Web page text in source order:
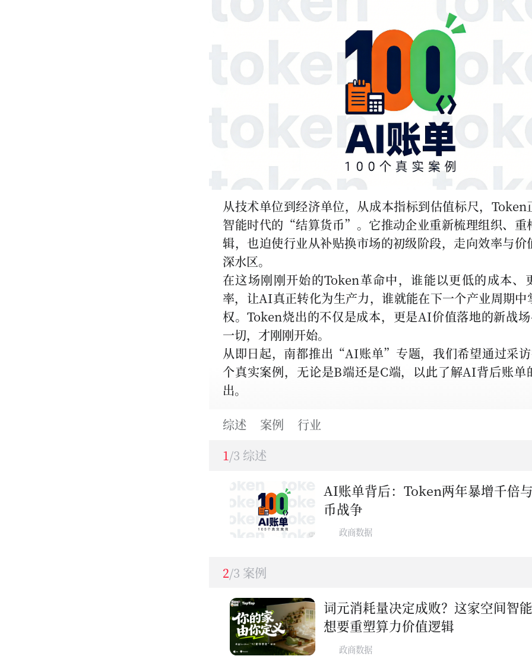
从技术单位到经济单位，从成本指标到估值标尺，Token
智能时代的“结算货币”。它推动企业重新梳理组织、重
辑，也迫使行业从补贴换市场的初级阶段，走向效率与价
深水区。
在这场刚刚开始的Token革命中，谁能以更低的成本、
率，让AI真正转化为生产力，谁就能在下一个产业周期中
权。Token烧出的不仅是成本，更是AI价值落地的新战
一切，才刚刚开始。
从即日起，南都推出“AI账单”专题，我们希望通过采
个真实案例，无论是B端还是C端，以此了解AI背后账单
出。
综述 案例
行业
1/3 综述
AI账单背后：Token两年暴增千倍
币战争
政商数据
2/3 案例
词元消耗量决定成败？这家空间智
想要重塑算力价值逻辑
政商数据